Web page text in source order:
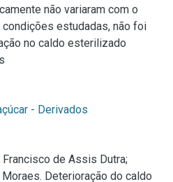
não variaram com o
estudadas, não foi
no caldo esterilizado
- Derivados
Francisco de Assis Dutra;
Deterioração do caldo